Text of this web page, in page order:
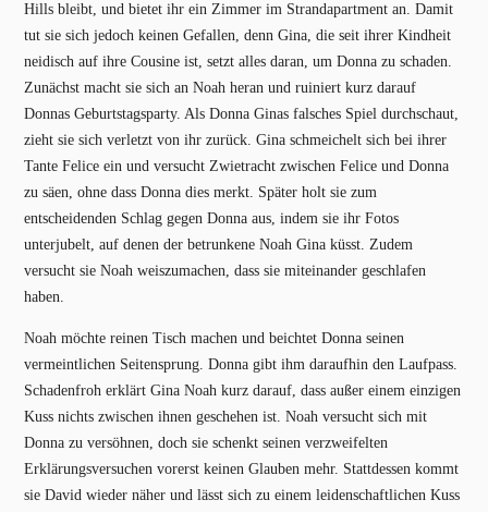
Hills bleibt, und bietet ihr ein Zimmer im Strandapartment an. Damit
tut sie sich jedoch keinen Gefallen, denn Gina, die seit ihrer Kindheit
neidisch auf ihre Cousine ist, setzt alles daran, um Donna zu schaden.
Zunächst macht sie sich an Noah heran und ruiniert kurz darauf
Donnas Geburtstagsparty. Als Donna Ginas falsches Spiel durchschaut,
zieht sie sich verletzt von ihr zurück. Gina schmeichelt sich bei ihrer
Tante Felice ein und versucht Zwietracht zwischen Felice und Donna
zu säen, ohne dass Donna dies merkt. Später holt sie zum
entscheidenden Schlag gegen Donna aus, indem sie ihr Fotos
unterjubelt, auf denen der betrunkene Noah Gina küsst. Zudem
versucht sie Noah weiszumachen, dass sie miteinander geschlafen
haben.
Noah möchte reinen Tisch machen und beichtet Donna seinen
vermeintlichen Seitensprung. Donna gibt ihm daraufhin den Laufpass.
Schadenfroh erklärt Gina Noah kurz darauf, dass außer einem einzigen
Kuss nichts zwischen ihnen geschehen ist. Noah versucht sich mit
Donna zu versöhnen, doch sie schenkt seinen verzweifelten
Erklärungsversuchen vorerst keinen Glauben mehr. Stattdessen kommt
sie David wieder näher und lässt sich zu einem leidenschaftlichen Kuss